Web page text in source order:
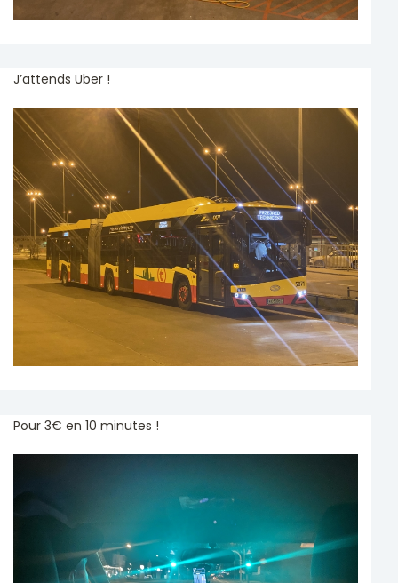
J’attends Uber !
Pour 3€ en 10 minutes !